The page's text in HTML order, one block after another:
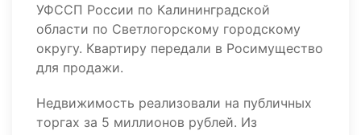
УФССП России по Калининградской
области по Светлогорскому городскому
округу. Квартиру передали в Росимущество
для продажи.
Недвижимость реализовали на публичных
торгах за 5 миллионов рублей. Из